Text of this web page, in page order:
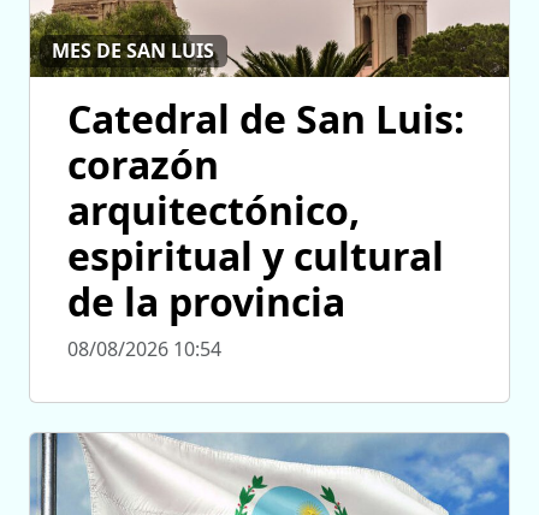
MES DE SAN LUIS
Catedral de San Luis:
corazón
arquitectónico,
espiritual y cultural
de la provincia
08/08/2026 10:54